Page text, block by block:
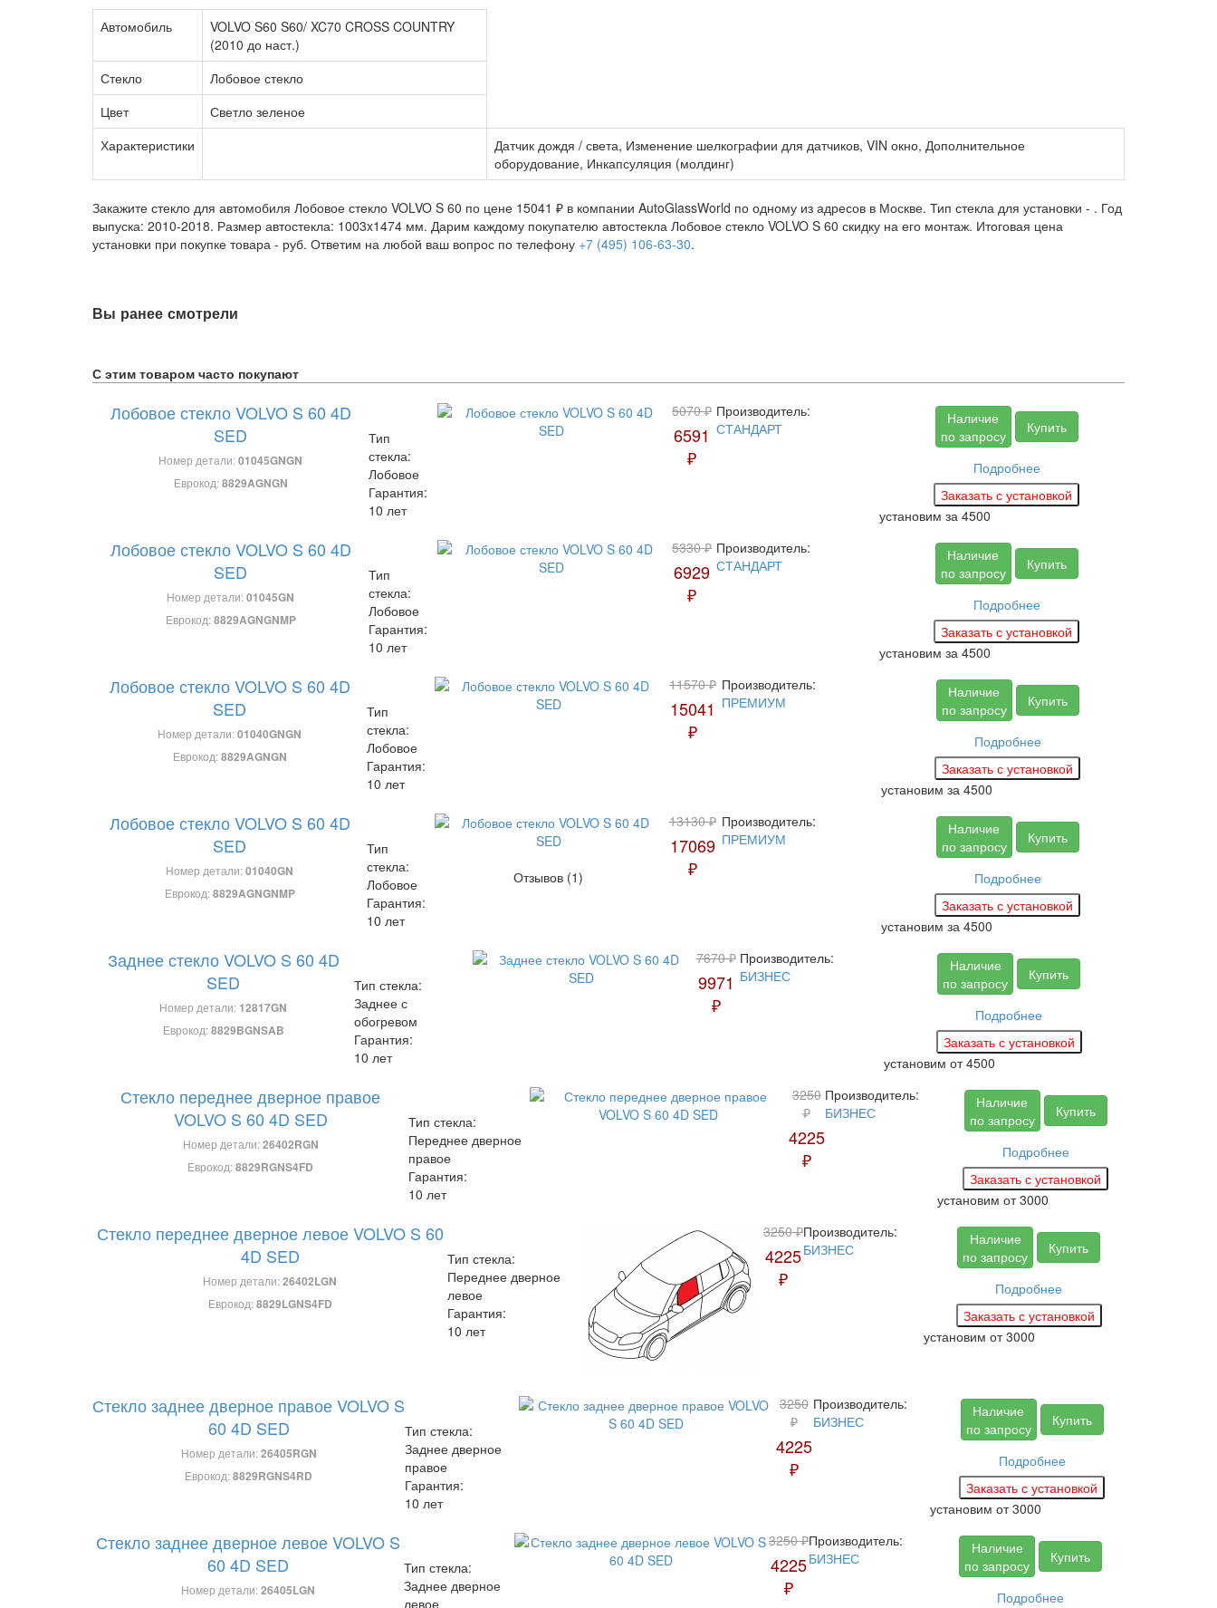
Автомобиль
VOLVO S60 S60/ XC70 CROSS COUNTRY
(2010 до наст.)
Стекло
Лобовое стекло
Цвет
Светло зеленое
Характеристики
Датчик дождя / света, Изменение шелкографии для датчиков, VIN окно, Дополнительное
оборудование, Инкапсуляция (молдинг)
Закажите стекло для автомобиля Лобовое стекло VOLVO S 60 по цене 15041 ₽ в компании AutoGlassWorld по одному из адресов в Москве. Тип стекла для установки - . Год
выпуска: 2010-2018. Размер автостекла: 1003x1474 мм. Дарим каждому покупателю автостекла Лобовое стекло VOLVO S 60 скидку на его монтаж. Итоговая цена
установки при покупке товара - руб. Ответим на любой ваш вопрос по телефону +7 (495) 106-63-30.
Вы ранее смотрели
С этим товаром часто покупают
Лобовое стекло VOLVO S 60 4D
SED
Номер детали:01045GNGN
Еврокод:8829AGNGN
Тип
стекла:
Лобовое
Гарантия:
10 лет
5070 ₽
6591
₽
Производитель:
СТАНДАРТ
Наличие
по запросу
Купить
Подробнее
установим за 4500
Лобовое стекло VOLVO S 60 4D
SED
Номер детали:01045GN
Еврокод:8829AGNGNMP
Тип
стекла:
Лобовое
Гарантия:
10 лет
5330 ₽
6929
₽
Производитель:
СТАНДАРТ
Наличие
по запросу
Купить
Подробнее
установим за 4500
Лобовое стекло VOLVO S 60 4D
SED
Номер детали:01040GNGN
Еврокод:8829AGNGN
Тип
стекла:
Лобовое
Гарантия:
10 лет
11570 ₽
15041
₽
Производитель:
ПРЕМИУМ
Наличие
по запросу
Купить
Подробнее
установим за 4500
Лобовое стекло VOLVO S 60 4D
SED
Номер детали:01040GN
Еврокод:8829AGNGNMP
Тип
стекла:
Лобовое
Гарантия:
10 лет
Отзывов (1)
13130 ₽
17069
₽
Производитель:
ПРЕМИУМ
Наличие
по запросу
Купить
Подробнее
установим за 4500
Заднее стекло VOLVO S 60 4D
SED
Номер детали: 12817GN
Еврокод:8829BGNSAB
Тип стекла:
Заднее с
обогревом
Гарантия:
10 лет
7670 ₽
9971
₽
Производитель:
БИЗНЕС
Наличие
по запросу
Купить
Подробнее
установим от 4500
Стекло переднее дверное правое
VOLVO S 60 4D SED
Номер детали:26402RGN
Еврокод:8829RGNS4FD
Тип стекла:
Переднее дверное
правое
Гарантия:
10 лет
3250
₽
4225
₽
Производитель:
БИЗНЕС
Наличие
по запросу
Купить
Подробнее
установим от 3000
Стекло переднее дверное левое VOLVO S 60
4D SED
Номер детали:26402LGN
Еврокод:8829LGNS4FD
Тип стекла:
Переднее дверное
левое
Гарантия:
10 лет
3250 ₽
4225
₽
Производитель:
БИЗНЕС
Наличие
по запросу
Купить
Подробнее
установим от 3000
Стекло заднее дверное правое VOLVO S
60 4D SED
Номер детали:26405RGN
Еврокод:8829RGNS4RD
Тип стекла:
Заднее дверное
правое
Гарантия:
10 лет
3250
₽
4225
₽
Производитель:
БИЗНЕС
Наличие
по запросу
Купить
Подробнее
установим от 3000
Стекло заднее дверное левое VOLVO S
60 4D SED
Номер детали:26405LGN
Тип стекла:
Заднее дверное
левое
3250 ₽
4225
₽
Производитель:
БИЗНЕС
Наличие
по запросу
Купить
Подробнее